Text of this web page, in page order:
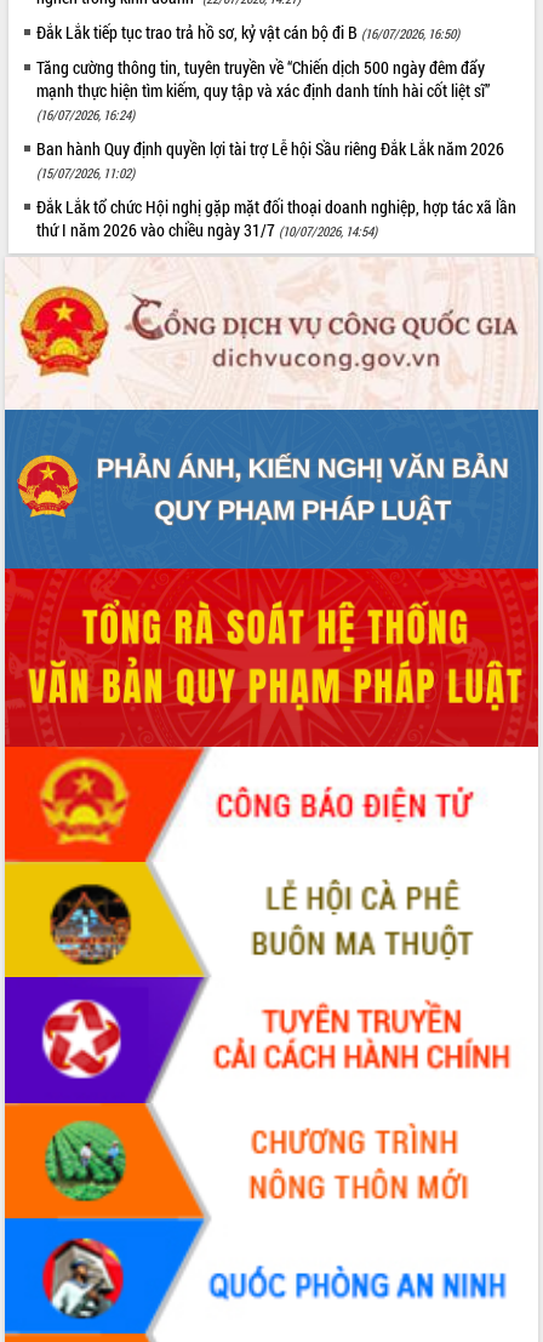
HĐND tỉnh thông qua điều chỉnh Quy
hoạch tỉnh thời kỳ 2021-2030
Hội thảo góp ý hồ sơ điều chỉnh quy
hoạch tỉnh Đắk Lắk thời kỳ 2021-2030,
tầm nhìn đến năm 2050
Nâng cao hiệu quả hoạt động của các
doanh nghiệp nhà nước
Hội nghị triển khai kết nối mạng
truyền số liệu chuyên dùng phục vụ cơ
tay làm sạch môi trường
Xã Ea Kar bước chuyển mình trong
công tác cải cách hành chính mô hình
mới
UBND tỉnh họp báo định kỳ tháng 4
Hội thảo khoa học “Giải pháp thúc đẩy
phát triển nền kinh tế xanh tại tỉnh
Đắk Lắk”
hiện nhiệm vụ quản lý tài sản công
hàng tuần
Tháo gỡ những vướng mắc, đẩy mạnh
công tác cải cách thủ tục hành chính
tại Trung tâm Phục vụ hành chính
công tỉnh
Đắk Lắk: Tôn vinh 46 giải pháp tại Hội
thi Sáng tạo Kỹ thuật 2024 - 2025
Đắk Lắk rà soát, điều chỉnh Đề án 190
về phát triển nuôi trồng thủy sản
Phó Chủ tịch UBND tỉnh Đắk Lắk
Trương Công Thái kiểm tra thực địa
Dự án cao tốc Khánh Hòa - Buôn Ma
Thuột
Định vị cà phê Việt Nam như một “di
sản sống” trong dòng chảy toàn cầu
Xây dựng nông thôn mới: Nâng cao đời
sống người dân từ những mô hình thiết
thực
Quyết liệt tháo gỡ vướng mắc, đẩy
nhanh tiến độ các dự án trọng điểm
trong Khu kinh tế Nam Phú Yên
Hòn Yến phát triển du lịch gắn với bảo
tồn biển
Lấy ý kiến điều chỉnh Quy hoạch tỉnh
Đắk Lắk thời kỳ 2021-2030, tầm nhìn
đến năm 2050
Phát động chiến dịch 30 ngày đêm
giải phóng mặt bằng Tuyến đường bộ
ven biển
Đắk Lắk tiếp tục trao trả hồ sơ, kỷ vật cán bộ đi B (16/07/2026, 16:50)
Tăng cường thông tin, tuyên truyền về “Chiến dịch 500 ngày đêm đẩy
mạnh thực hiện tìm kiếm, quy tập và xác định danh tính hài cốt liệt sĩ”
(16/07/2026, 16:24)
Ban hành Quy định quyền lợi tài trợ Lễ hội Sầu riêng Đắk Lắk năm 2026
(15/07/2026, 11:02)
Đắk Lắk tổ chức Hội nghị gặp mặt đối thoại doanh nghiệp, hợp tác xã lần
thứ I năm 2026 vào chiều ngày 31/7 (10/07/2026, 14:54)